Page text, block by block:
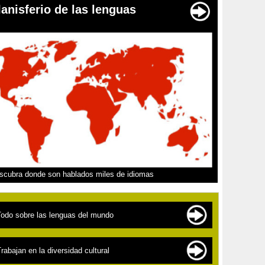
de las lenguas
donde son hablados miles de idiomas
sobre las lenguas del mundo
familias de lenguas
en la diversidad cultural